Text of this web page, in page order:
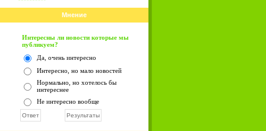
Мнение
Интересны ли новости которые мы
публикуем?
Да, очень интересно
Интересно, но мало новостей
Нормально, но хотелось бы
интереснее
Не интересно вообще